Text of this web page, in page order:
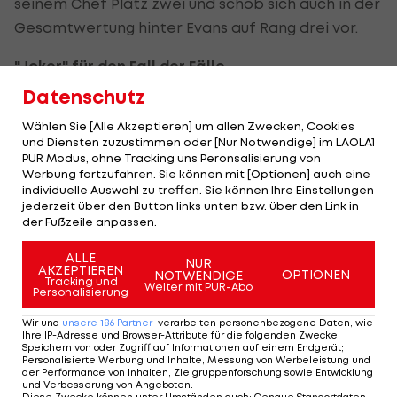
Gesamtwertung hinter Evans auf Rang drei vor.
"Joker" für den Fall der Fälle
Froome betonte im Ziel einmal mehr seine
Loyalität zu Wiggins. "Es ist ein weiterer großer Tag
für das Team Sky", sagte der 27-Jährige.
Sollte Wiggins in den beiden ausständigen Tour-
Wochen aber ein Problem haben, könnte Froome
als "Joker" für den britischen Rennstall um den
Gesamtsieg fahren.
Dort bleibt vorerst Evans erster Widersacher. Der
Ex-Weltmeister gilt nicht als Zeitfahr-Spezialist,
verlor als Sechster 1:43 Minuten auf Wiggins.
Erster Ruhetag steht bevor
Datenschutz
Wählen Sie [Alle Akzeptieren] um allen Zwecken, Cookies
und Diensten zuzustimmen oder [Nur Notwendige] im LAOLA1
PUR Modus, ohne Tracking uns Peronsalisierung von
Werbung fortzufahren. Sie können mit [Optionen] auch eine
individuelle Auswahl zu treffen. Sie können Ihre Einstellungen
jederzeit über den Button links unten bzw. über den Link in
der Fußzeile anpassen.
ALLE
AKZEPTIEREN
Tracking und
Personalisierung
NUR
NOTWENDIGE
Weiter mit PUR-Abo
OPTIONEN
Wir und unsere 186 Partner verarbeiten personenbezogene Daten, wie
Ihre IP-Adresse und Browser-Attribute für die folgenden Zwecke:
Speichern von oder Zugriff auf Informationen auf einem Endgerät;
Personalisierte Werbung und Inhalte, Messung von Werbeleistung und
der Performance von Inhalten, Zielgruppenforschung sowie Entwicklung
und Verbesserung von Angeboten.